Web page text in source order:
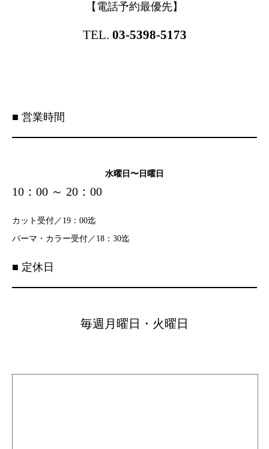
【電話予約最優先】
TEL. 03-5398-5173
■ 営業時間
水曜日〜日曜日
10：00 ～ 20：00
カット受付／19：00迄
パーマ・カラー受付／18：30迄
■ 定休日
毎週月曜日・火曜日